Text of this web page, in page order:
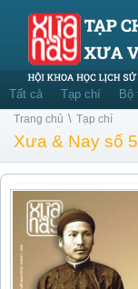
Tất cả Tạp chí Bộ
Trang chủ \ Tạp chí
Xưa & Nay số